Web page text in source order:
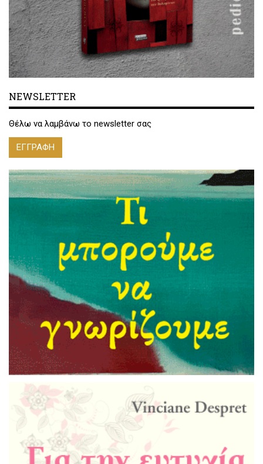
NEWSLETTER
Θέλω να λαμβάνω το newsletter σας
ΕΓΓΡΑΦΗ